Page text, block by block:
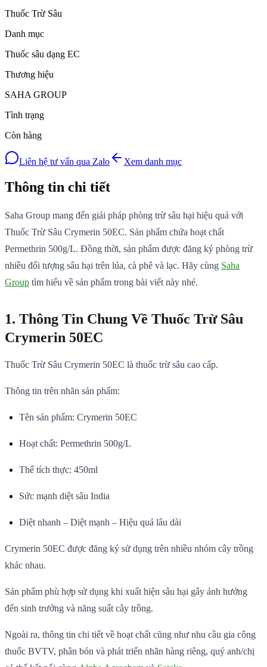
Thuốc Trừ Sâu
Danh mục
Thuốc sâu dạng EC
Thương hiệu
SAHA GROUP
Tình trạng
Còn hàng
Liên hệ tư vấn qua Zalo Xem danh mục
Thông tin chi tiết
Saha Group mang đến giải pháp phòng trừ sâu hại hiệu quả với
Thuốc Trừ Sâu Crymerin 50EC. Sản phẩm chứa hoạt chất
Permethrin 500g/L. Đồng thời, sản phẩm được đăng ký phòng trừ
nhiều đối tượng sâu hại trên lúa, cà phê và lạc. Hãy cùng Saha
Group tìm hiểu về sản phẩm trong bài viết này nhé.
1. Thông Tin Chung Về Thuốc Trừ Sâu
Crymerin 50EC
Thuốc Trừ Sâu Crymerin 50EC là thuốc trừ sâu cao cấp.
Thông tin trên nhãn sản phẩm:
Tên sản phẩm: Crymerin 50EC
Hoạt chất: Permethrin 500g/L
Thể tích thực: 450ml
Sức mạnh diệt sâu India
Diệt nhanh – Diệt mạnh – Hiệu quả lâu dài
Crymerin 50EC được đăng ký sử dụng trên nhiều nhóm cây trồng
khác nhau.
Sản phẩm phù hợp sử dụng khi xuất hiện sâu hại gây ảnh hưởng
đến sinh trưởng và năng suất cây trồng.
Ngoài ra, thông tin chi tiết về hoạt chất cũng như nhu cầu gia công
thuốc BVTV, phân bón và phát triển nhãn hàng riêng, quý anh/chị